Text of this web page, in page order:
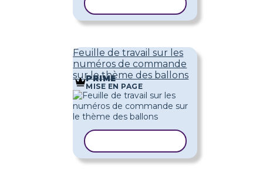
Feuille de travail sur les
numéros de commande
sur le thème des ballons
PRIME
MISE EN PAGE